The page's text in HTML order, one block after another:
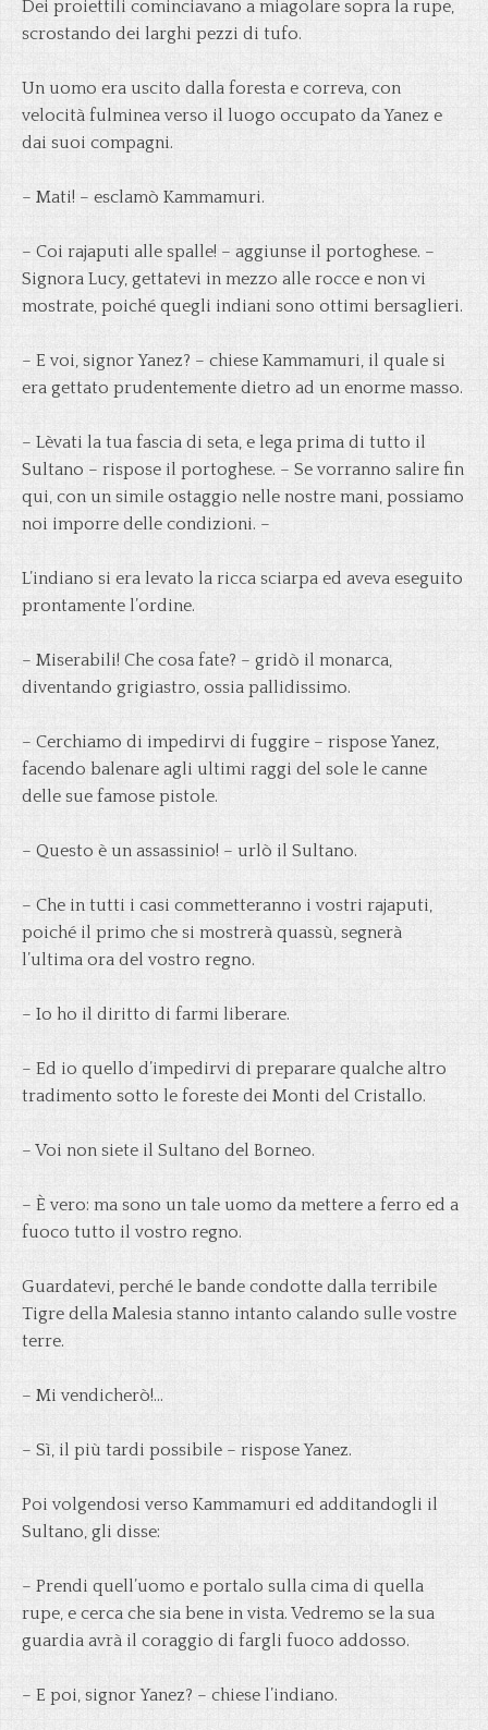
Dei proiettili cominciavano a miagolare sopra la rupe,
scrostando dei larghi pezzi di tufo.
Un uomo era uscito dalla foresta e correva, con
velocità fulminea verso il luogo occupato da Yanez e
dai suoi compagni.
– Mati! – esclamò Kammamuri.
– Coi rajaputi alle spalle! – aggiunse il portoghese. –
Signora Lucy, gettatevi in mezzo alle rocce e non vi
mostrate, poiché quegli indiani sono ottimi bersaglieri.
– E voi, signor Yanez? – chiese Kammamuri, il quale si
era gettato prudentemente dietro ad un enorme masso.
– Lèvati la tua fascia di seta, e lega prima di tutto il
Sultano – rispose il portoghese. – Se vorranno salire fin
qui, con un simile ostaggio nelle nostre mani, possiamo
noi imporre delle condizioni. –
L’indiano si era levato la ricca sciarpa ed aveva eseguito
prontamente l’ordine.
– Miserabili! Che cosa fate? – gridò il monarca,
diventando grigiastro, ossia pallidissimo.
– Cerchiamo di impedirvi di fuggire – rispose Yanez,
facendo balenare agli ultimi raggi del sole le canne
delle sue famose pistole.
– Questo è un assassinio! – urlò il Sultano.
– Che in tutti i casi commetteranno i vostri rajaputi,
poiché il primo che si mostrerà quassù, segnerà
l’ultima ora del vostro regno.
– Io ho il diritto di farmi liberare.
– Ed io quello d’impedirvi di preparare qualche altro
tradimento sotto le foreste dei Monti del Cristallo.
– Voi non siete il Sultano del Borneo.
– È vero: ma sono un tale uomo da mettere a ferro ed a
fuoco tutto il vostro regno.
Guardatevi, perché le bande condotte dalla terribile
Tigre della Malesia stanno intanto calando sulle vostre
terre.
– Mi vendicherò!…
– Sì, il più tardi possibile – rispose Yanez.
Poi volgendosi verso Kammamuri ed additandogli il
Sultano, gli disse:
– Prendi quell’uomo e portalo sulla cima di quella
rupe, e cerca che sia bene in vista. Vedremo se la sua
guardia avrà il coraggio di fargli fuoco addosso.
– E poi, signor Yanez? – chiese l’indiano.